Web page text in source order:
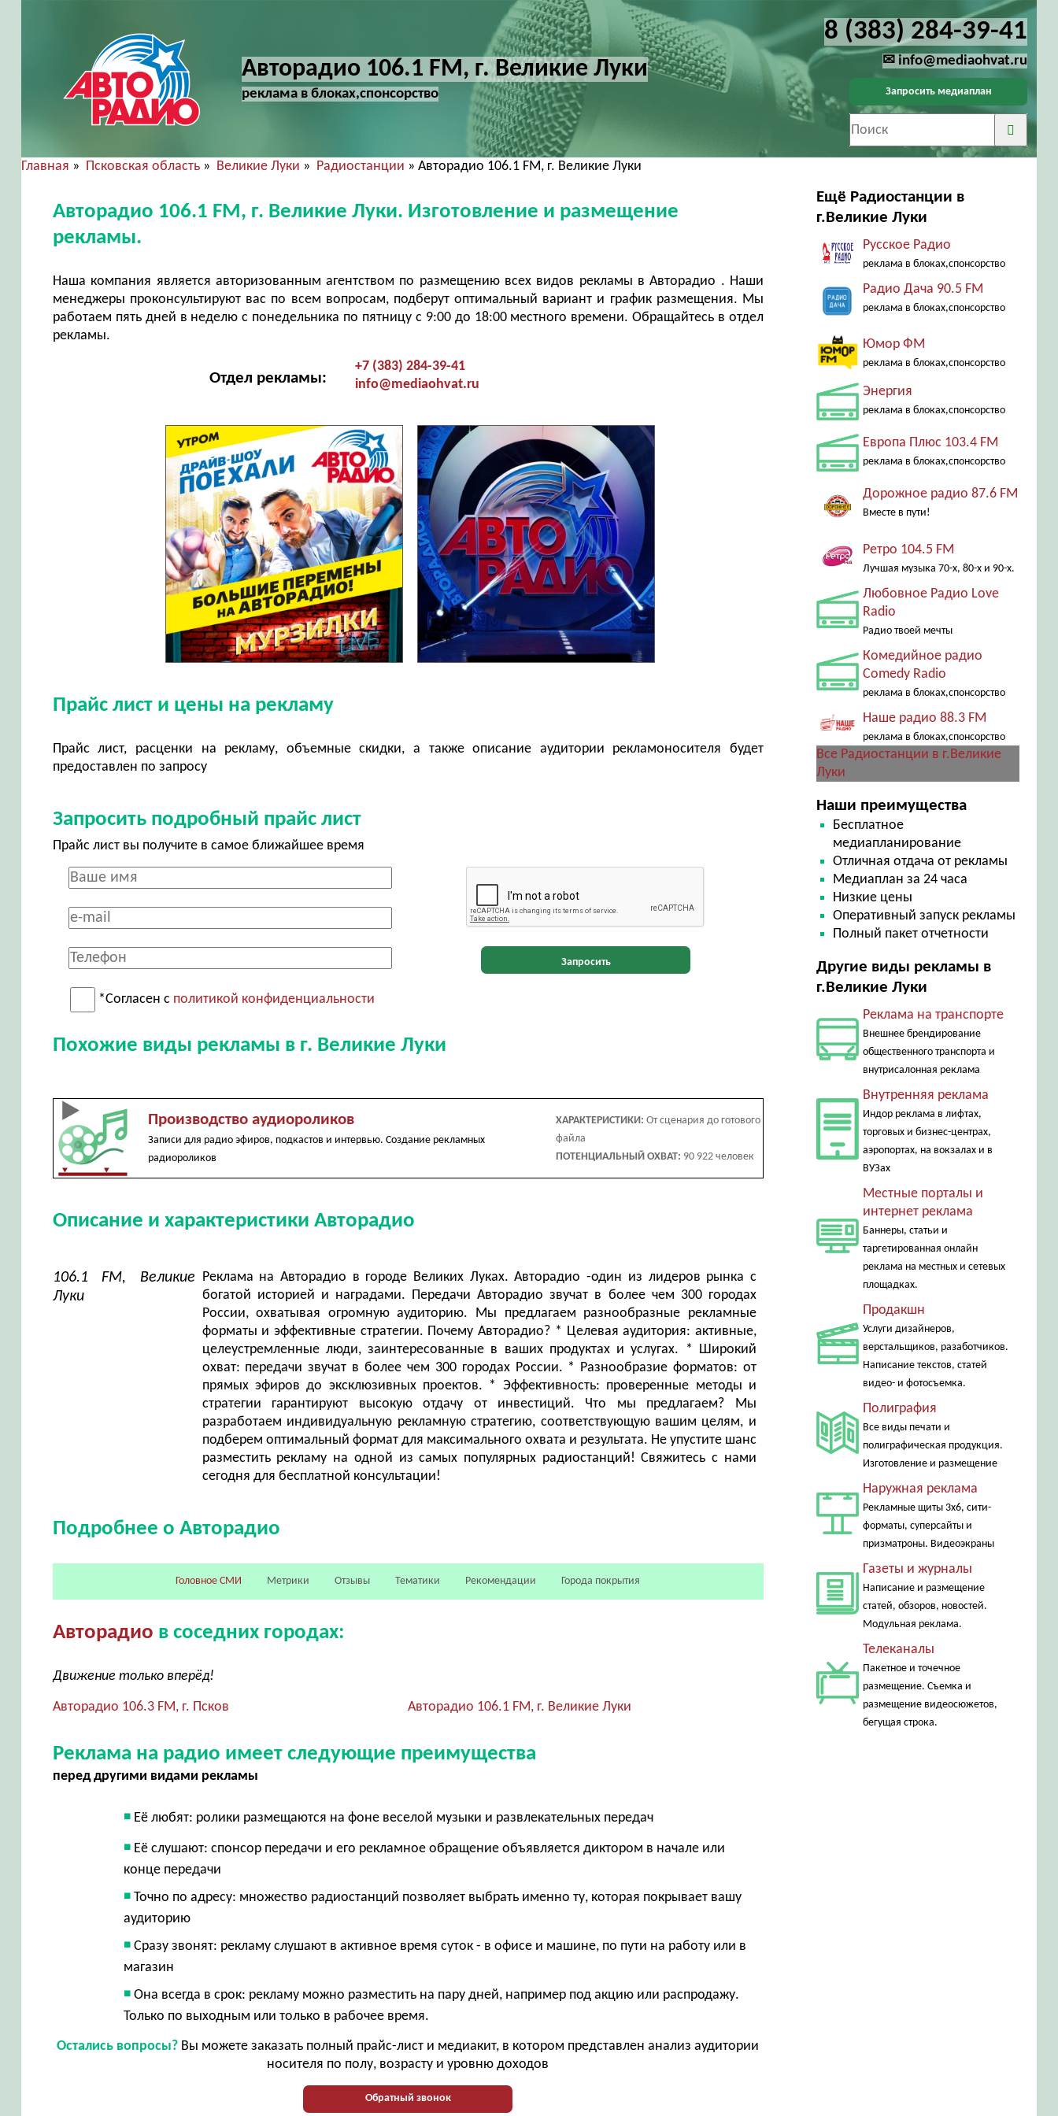
Авторадио 106.1 FM, г. Великие Луки
реклама в блоках,спонсорство
8 (383) 284-39-41
✉ info@mediaohvat.ru
Запросить медиаплан
Главная » Псковская область» Великие Луки » Радиостанции » Авторадио 106.1 FM, г. Великие Луки
Авторадио 106.1 FM, г. Великие Луки. Изготовление и размещение
рекламы.
Наша компания является авторизованным агентством по размещению всех видов рекламы в Авторадио . Наши
менеджеры проконсультируют вас по всем вопросам, подберут оптимальный вариант и график размещения. Мы
работаем пять дней в неделю с понедельника по пятницу с 9:00 до 18:00 местного времени. Обращайтесь в отдел
рекламы.
Отдел рекламы:
+7 (383) 284-39-41
info@mediaohvat.ru
Прайс лист и цены на рекламу
Прайс лист, расценки на рекламу, объемные скидки, а также описание аудитории рекламоносителя будет
предоставлен по запросу
Запросить подробный прайс лист
Прайс лист вы получите в самое ближайшее время
*Согласен с политикой конфиденциальности
Запросить
Похожие виды рекламы в г. Великие Луки
Производство аудиороликов
Записи для радио эфиров, подкастов и интервью. Создание рекламных
радиороликов
ХАРАКТЕРИСТИКИ: От сценария до готового
файла
ПОТЕНЦИАЛЬНЫЙ ОХВАТ: 90 922 человек
Описание и характеристики Авторадио
106.1 FM, Великие
Луки
Реклама на Авторадио в городе Великих Луках. Авторадио -один из лидеров рынка с
богатой историей и наградами. Передачи Авторадио звучат в более чем 300 городах
России, охватывая огромную аудиторию. Мы предлагаем разнообразные рекламные
форматы и эффективные стратегии. Почему Авторадио? * Целевая аудитория: активные,
целеустремленные люди, заинтересованные в ваших продуктах и услугах. * Широкий
охват: передачи звучат в более чем 300 городах России. * Разнообразие форматов: от
прямых эфиров до эксклюзивных проектов. * Эффективность: проверенные методы и
стратегии гарантируют высокую отдачу от инвестиций. Что мы предлагаем? Мы
разработаем индивидуальную рекламную стратегию, соответствующую вашим целям, и
подберем оптимальный формат для максимального охвата и результата. Не упустите шанс
разместить рекламу на одной из самых популярных радиостанций! Свяжитесь с нами
сегодня для бесплатной консультации!
Подробнее о Авторадио
Головное СМИ Метрики Отзывы Тематики Рекомендации Города покрытия
Авторадио в соседних городах:
Движение только вперёд!
Авторадио 106.3 FM, г. Псков Авторадио 106.1 FM, г. Великие Луки
Реклама на радио имеет следующие преимущества
перед другими видами рекламы
Её любят: ролики размещаются на фоне веселой музыки и развлекательных передач
Её слушают: спонсор передачи и его рекламное обращение объявляется диктором в начале или
конце передачи
Точно по адресу: множество радиостанций позволяет выбрать именно ту, которая покрывает вашу
аудиторию
Сразу звонят: рекламу слушают в активное время суток - в офисе и машине, по пути на работу или в
магазин
Она всегда в срок: рекламу можно разместить на пару дней, например под акцию или распродажу.
Только по выходным или только в рабочее время.
Остались вопросы? Вы можете заказать полный прайс-лист и медиакит, в котором представлен анализ аудитории
носителя по полу, возрасту и уровню доходов
Обратный звонок
Ещё Радиостанции в
г.Великие Луки
Русское Радио
реклама в блоках,спонсорство
Радио Дача 90.5 FM
реклама в блоках,спонсорство
Юмор ФМ
реклама в блоках,спонсорство
Энергия
реклама в блоках,спонсорство
Европа Плюс 103.4 FM
реклама в блоках,спонсорство
Дорожное радио 87.6 FM
Вместе в пути!
Ретро 104.5 FM
Лучшая музыка 70-х, 80-х и 90-х.
Любовное Радио Love
Radio
Радио твоей мечты
Комедийное радио
Comedy Radio
реклама в блоках,спонсорство
Наше радио 88.3 FM
реклама в блоках,спонсорство
Все Радиостанции в г.Великие
Луки
Наши преимущества
Бесплатное
медиапланирование
Отличная отдача от рекламы
Медиаплан за 24 часа
Низкие цены
Оперативный запуск рекламы
Полный пакет отчетности
Другие виды рекламы в
г.Великие Луки
Реклама на транспорте
Внешнее брендирование
общественного транспорта и
внутрисалонная реклама
Внутренняя реклама
Индор реклама в лифтах,
торговых и бизнес-центрах,
аэропортах, на вокзалах и в
ВУЗах
Местные порталы и
интернет реклама
Баннеры, статьи и
таргетированная онлайн
реклама на местных и сетевых
площадках.
Продакшн
Услуги дизайнеров,
верстальщиков, разаботчиков.
Написание текстов, статей
видео- и фотосъемка.
Полиграфия
Все виды печати и
полиграфическая продукция.
Изготовление и размещение
Наружная реклама
Рекламные щиты 3х6, сити-
форматы, суперсайты и
призматроны. Видеоэкраны
Газеты и журналы
Написание и размещение
статей, обзоров, новостей.
Модульная реклама.
Телеканалы
Пакетное и точечное
размещение. Съемка и
размещение видеосюжетов,
бегущая строка.